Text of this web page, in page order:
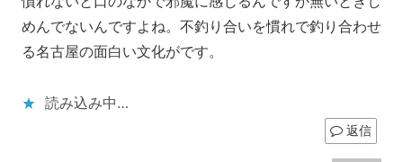
めんでないんですよね。不釣り合いを慣れで釣り合わせ
る名古屋の面白い文化がです。
読み込み中…
返信